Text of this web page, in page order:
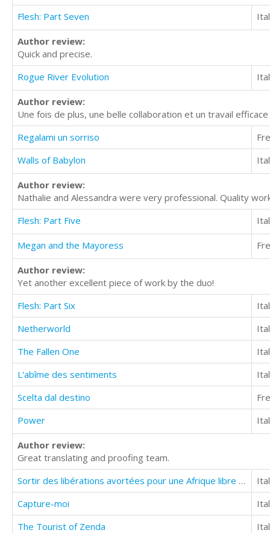
Flesh: Part Seven
Author review:
Quick and precise.
Rogue River Evolution
Author review:
Une fois de plus, une belle collaboration et un travail
Regalami un sorriso
Walls of Babylon
Author review:
Nathalie and Alessandra were very professional. Quality
Flesh: Part Five
Megan and the Mayoress
Author review:
Yet another excellent piece of work by the duo!
Flesh: Part Six
Netherworld
The Fallen One
L'abîme des sentiments
Scelta dal destino
Power
Author review:
Great translating and proofing team.
Sortir des libérations avortées pour une Afrique libre et unie
Capture-moi
The Tourist of Zenda